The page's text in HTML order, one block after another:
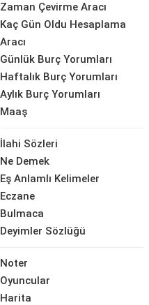
Zaman Çevirme Aracı
Kaç Gün Oldu Hesaplama
Aracı
Günlük Burç Yorumları
Haftalık Burç Yorumları
Aylık Burç Yorumları
Maaş
İlahi Sözleri
Ne Demek
Eş Anlamlı Kelimeler
Eczane
Bulmaca
Deyimler Sözlüğü
Noter
Oyuncular
Harita